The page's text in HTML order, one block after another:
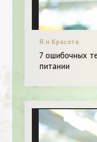
Я и Красота.
7 ошибочных
питании